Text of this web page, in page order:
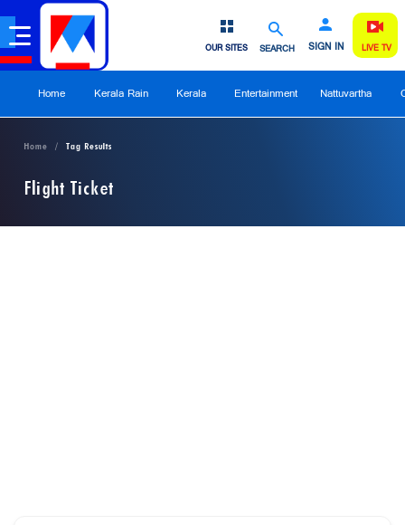
SEARCH SIGN IN
OUR SITES LIVE TV
Home Kerala Rain Kerala Entertainment Nattuvartha
Home Tag Results
Flight Ticket